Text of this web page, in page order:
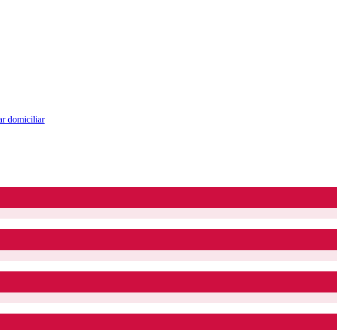
domiciliar